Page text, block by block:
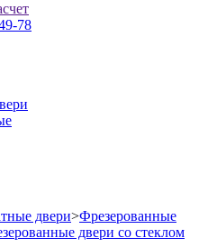
78
двери>Фрезерованные
двери со стеклом